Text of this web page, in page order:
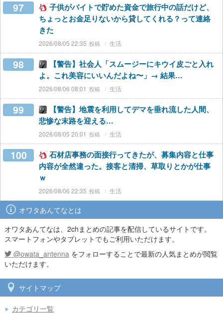
97
子供がバイトで貯めた資金で旅行中の話だけど、
ちょっとお金足りないから貸してくれる？って連絡
きた
2026/08/05 22:35 生活
98
【警告】社会人「スムージーにキウイ皮ごと入れ
よ。これ美容にいいんだよね〜」→ 結果…
2026/08/06 08:01 生活
99
【警告】地震を利用してデマを垂れ流した人間、
悲惨な末路を迎える…
2026/08/05 20:01 生活
100
石材店事務の面接行ってきたが、募集内容と仕事
内容が全然違った。接客と清掃、草取りとかが仕事
ｗ
2026/08/06 22:35 生活
オワタあんてなとは
オワタあんてなは、2chまとめの記事を配信しているサイトです。
スマートフォンやタブレットでもご利用いただけます。
@owata_antenna をフォローすることで最新の人気まとめが閲覧
いただけます。
サイトマップ
カテゴリ一覧